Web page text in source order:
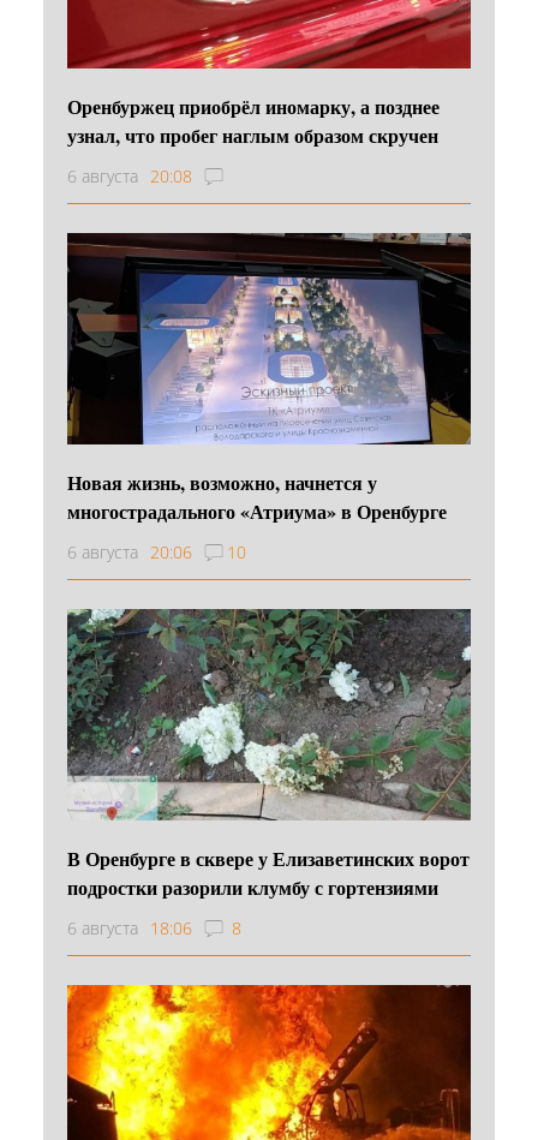
Оренбуржец приобрёл иномарку, а позднее
узнал, что пробег наглым образом скручен
6 августа 20:08
Новая жизнь, возможно, начнется у
многострадального «Атриума» в Оренбурге
6 августа 20:06 10
В Оренбурге в сквере у Елизаветинских ворот
подростки разорили клумбу с гортензиями
6 августа 18:06 8